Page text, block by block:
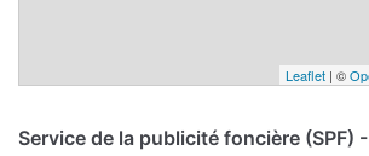
Leaflet | ©
Service de la publicité foncière (SPF)